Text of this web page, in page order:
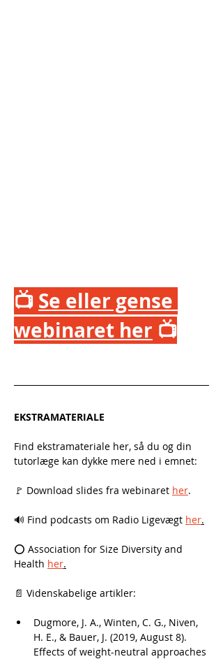
📺 Se eller gense
webinaret her 📺
EKSTRAMATERIALE
Find ekstramateriale her, så du og din
tutorlæge kan dykke mere ned i emnet:
🚩 Download slides fra webinaret her.
🔊 Find podcasts om Radio Ligevægt her.
⭕ Association for Size Diversity and
Health her.
📄 Videnskabelige artikler:
Dugmore, J. A., Winten, C. G., Niven,
H. E., & Bauer, J. (2019, August 8).
Effects of weight-neutral approaches